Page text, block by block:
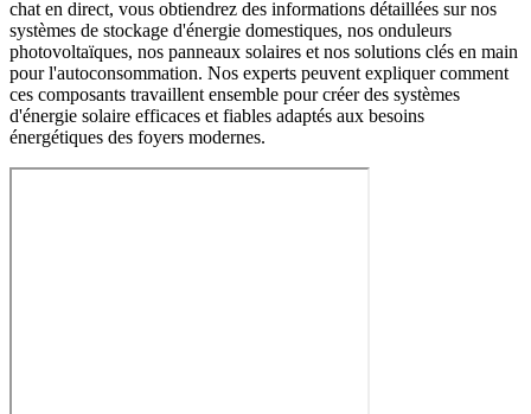
chat en direct, vous obtiendrez des informations détaillées sur nos
systèmes de stockage d'énergie domestiques, nos onduleurs
photovoltaïques, nos panneaux solaires et nos solutions clés en main
pour l'autoconsommation. Nos experts peuvent expliquer comment
ces composants travaillent ensemble pour créer des systèmes
d'énergie solaire efficaces et fiables adaptés aux besoins
énergétiques des foyers modernes.